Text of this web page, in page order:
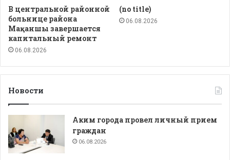
В центральной районной
больнице района
Мақаншы завершается
капитальный ремонт
06.08.2026
(no title)
06.08.2026
Новости
Аким города провел личный прием
граждан
06.08.2026